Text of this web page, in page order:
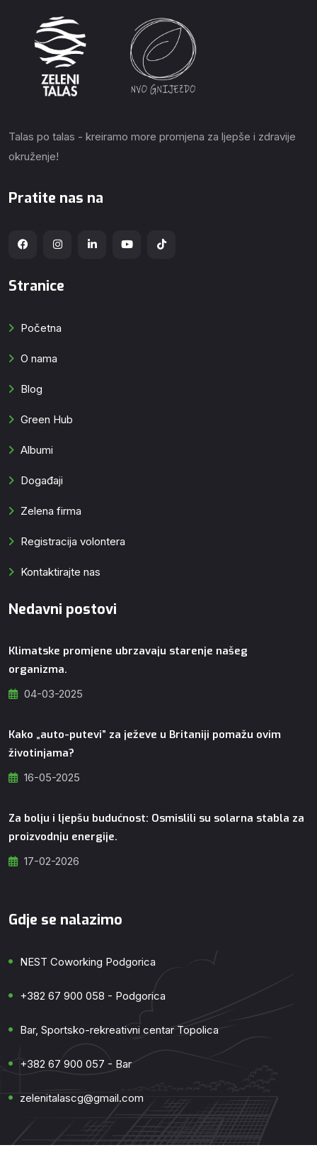
Talas po talas - kreiramo more promjena za ljepše i zdravije
okruženje!
Pratite nas na
Stranice
Početna
O nama
Blog
Green Hub
Albumi
Događaji
Zelena firma
Registracija volontera
Kontaktirajte nas
Nedavni postovi
Klimatske promjene ubrzavaju starenje našeg
organizma.
04-03-2025
Kako „auto-putevi” za ježeve u Britaniji pomažu ovim
životinjama?
16-05-2025
Za bolju i ljepšu budućnost: Osmislili su solarna stabla za
proizvodnju energije.
17-02-2026
Gdje se nalazimo
NEST Coworking Podgorica
+382 67 900 058 - Podgorica
Bar, Sportsko-rekreativni centar Topolica
+382 67 900 057 - Bar
zelenitalascg@gmail.com